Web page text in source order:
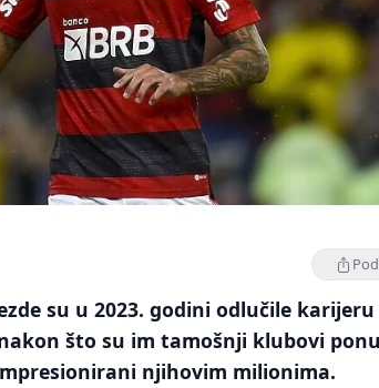
su u 2023. godini odlučile karijeru
što su im tamošnji klubovi
njihovim milionima.